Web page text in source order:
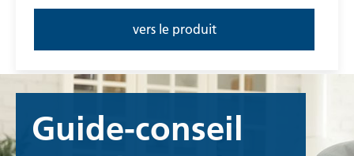
vers le produit
Guide-conseil